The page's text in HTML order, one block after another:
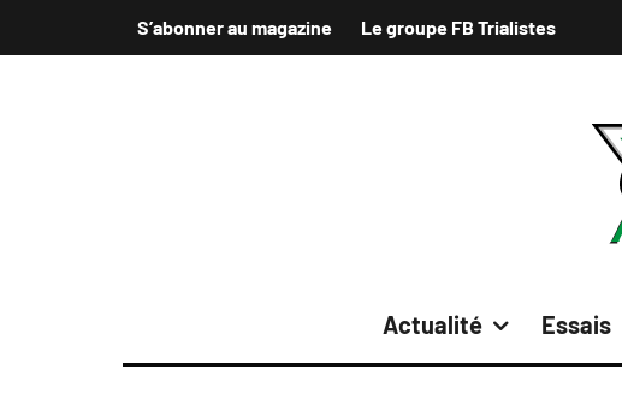
S’abonner au magazine Le groupe FB Trialistes
Actualité Essais